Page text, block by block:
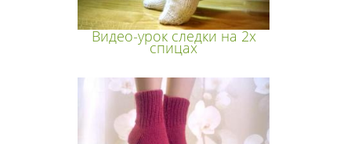
Видео-урок следки на 2х
спицах